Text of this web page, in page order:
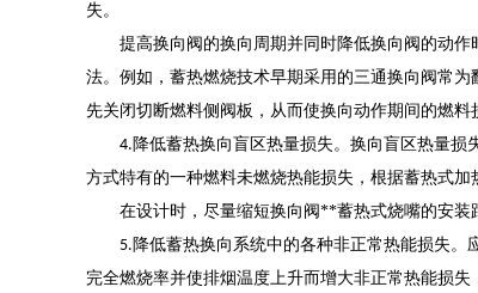
失。
提高换向阀的换向周期并同时降低换向阀的动
法。例如，蓄热燃烧技术早期采用的三通换向阀常
先关闭切断燃料侧阀板，从而使换向动作期间的燃
4. 降低蓄热换向盲区热量损失。换向盲区热量
方式特有的一种燃料未燃烧热能损失，根据蓄热式
在设计时，尽量缩短换向阀**蓄热式烧嘴的安装
5. 降低蓄热换向系统中的各种非正常热能损失
完全燃烧率并使排烟温度上升而增大非正常热能损